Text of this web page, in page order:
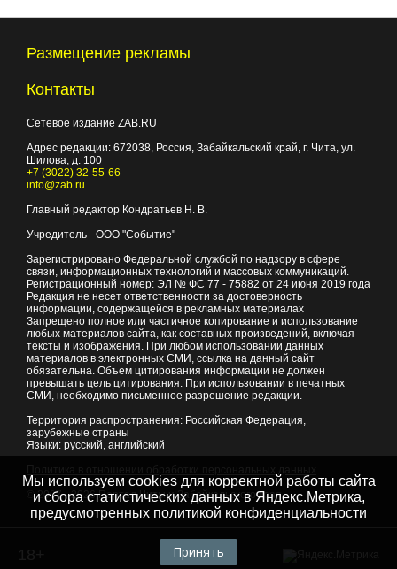
Размещение рекламы
Контакты
Сетевое издание ZAB.RU
Адрес редакции: 672038, Россия, Забайкальский край, г. Чита, ул.
Шилова, д. 100
+7 (3022) 32-55-66
info@zab.ru
Главный редактор Кондратьев Н. В.
Учредитель - ООО "Событие"
Зарегистрировано Федеральной службой по надзору в сфере
связи, информационных технологий и массовых коммуникаций.
Регистрационный номер: ЭЛ № ФС 77 - 75882 от 24 июня 2019 года
Редакция не несет ответственности за достоверность
информации, содержащейся в рекламных материалах
Запрещено полное или частичное копирование и использование
любых материалов сайта, как составных произведений, включая
тексты и изображения. При любом использовании данных
материалов в электронных СМИ, ссылка на данный сайт
обязательна. Объем цитирования информации не должен
превышать цель цитирования. При использовании в печатных
СМИ, необходимо письменное разрешение редакции.
Территория распространения: Российская Федерация,
зарубежные страны
Языки: русский, английский
© 2007 - 2026Портал Читы и Забайкальского края
Мы используем cookies для корректной работы сайта
и сбора статистических данных в Яндекс.Метрика,
предусмотренных политикой конфиденциальности
Принять